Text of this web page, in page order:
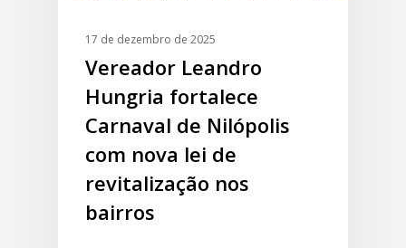
17 de dezembro de 2025
Vereador Leandro
Hungria fortalece
Carnaval de Nilópolis
com nova lei de
revitalização nos
bairros